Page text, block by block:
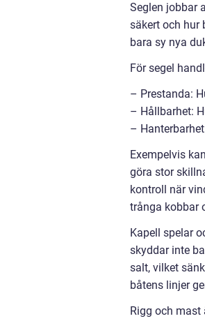
Seglen jobbar
säkert och hur
bara sy nya
För segel
– Prestanda:
– Hållbarhet:
–
Exempelvis
göra stor
kontroll när
trånga kobbar
Kapell spelar
skyddar inte
salt, vilket
båtens linjer
Rigg och mast